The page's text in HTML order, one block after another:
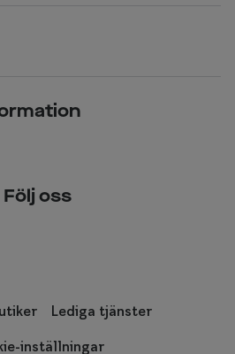
Följ oss
Lediga tjänster
inställningar